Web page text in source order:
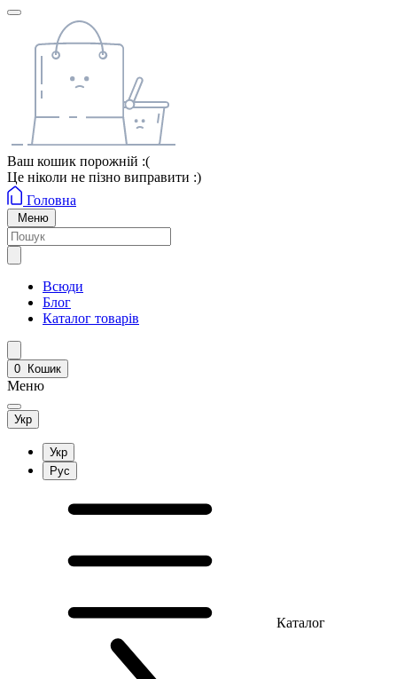
Ваш кошик порожній :(
Це ніколи не пізно виправити :)
Головна
Меню
Всюди
Блог
Каталог товарів
0 Кошик
Меню
Укр
Укр
Рус
Каталог